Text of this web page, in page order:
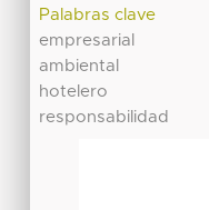
Palabras clave
empresarial
ambiental
hotelero
responsabilidad